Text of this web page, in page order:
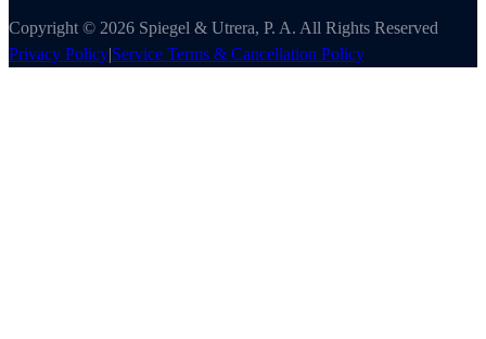
Copyright © 2026 Spiegel & Utrera, P. A. All Rights Reserved
Privacy Policy|Service Terms & Cancellation Policy